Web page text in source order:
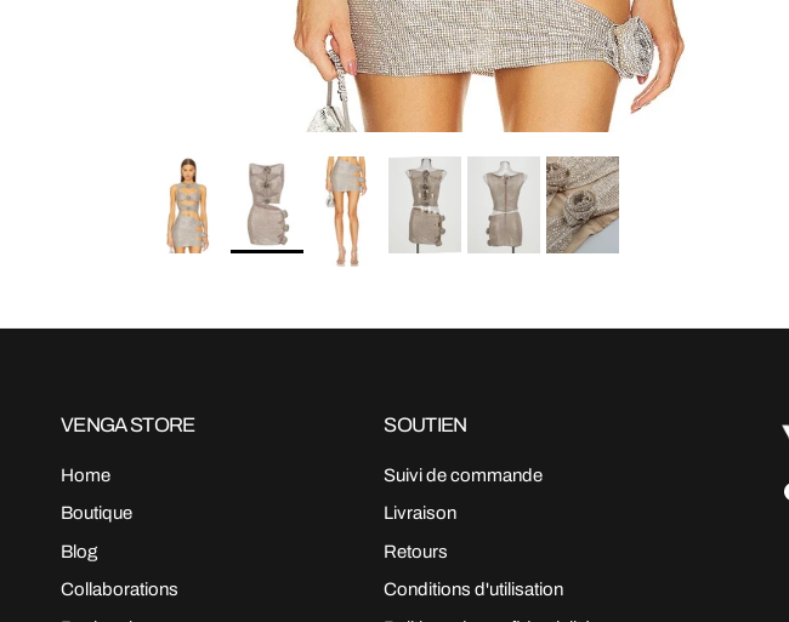
VENGA STORE
Home
Boutique
Blog
Collaborations
SOUTIEN
Suivi de commande
Livraison
Retours
Conditions d'utilisation